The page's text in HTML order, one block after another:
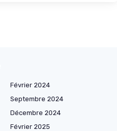
Février 2024
Septembre 2024
Décembre 2024
Février 2025